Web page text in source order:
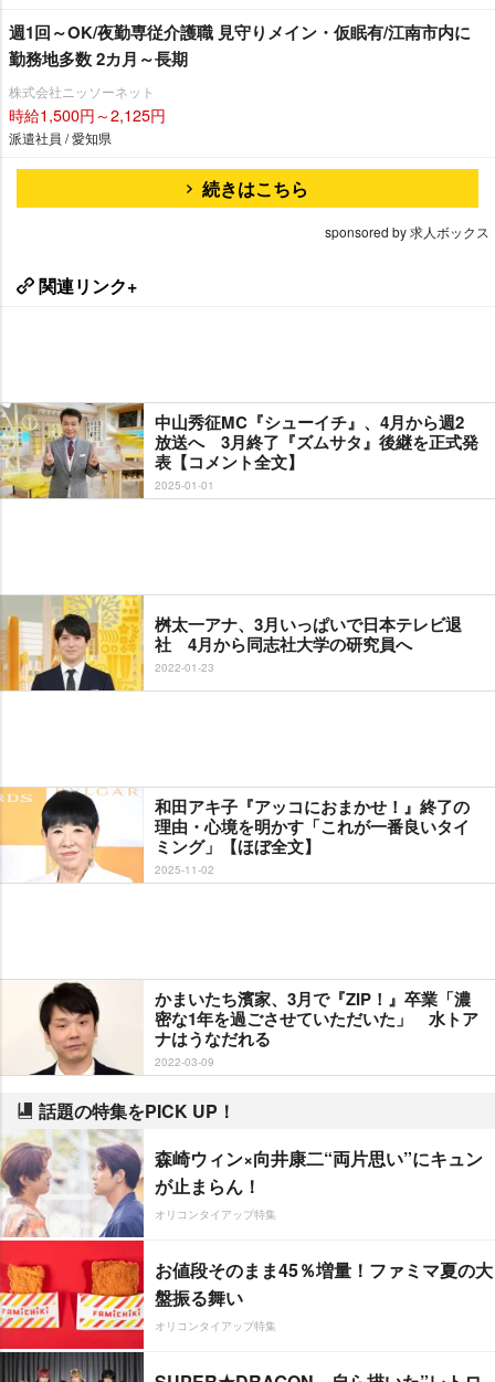
週1回～OK/夜勤専従介護職 見守りメイン・仮眠有/江南市内に
勤務地多数 2カ月～長期
株式会社ニッソーネット
時給1,500円～2,125円
派遣社員 / 愛知県
続きはこちら
sponsored by 求人ボックス
関連リンク+
中山秀征MC『シューイチ』、4月から週2
放送へ 3月終了『ズムサタ』後継を正式発
表【コメント全文】
2025-01-01
桝太一アナ、3月いっぱいで日本テレビ退
社 4月から同志社大学の研究員へ
2022-01-23
和田アキ子『アッコにおまかせ！』終了の
理由・心境を明かす「これが一番良いタイ
ミング」【ほぼ全文】
2025-11-02
かまいたち濱家、3月で『ZIP！』卒業「濃
密な1年を過ごさせていただいた」 水トア
ナはうなだれる
2022-03-09
話題の特集をPICK UP！
森崎ウィン×向井康二“両片思い”にキュン
が止まらん！
オリコンタイアップ特集
お値段そのまま45％増量！ファミマ夏の大
盤振る舞い
オリコンタイアップ特集